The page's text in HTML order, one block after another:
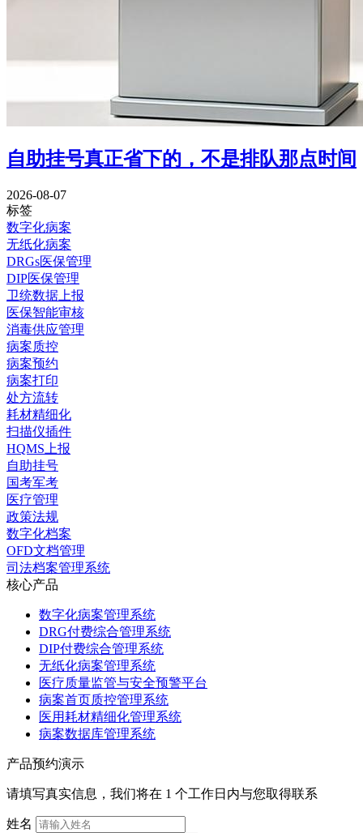
自助挂号真正省下的，不是排队那点时间
2026-08-07
标签
数字化病案
无纸化病案
DRGs医保管理
DIP医保管理
卫统数据上报
医保智能审核
消毒供应管理
病案质控
病案预约
病案打印
处方流转
耗材精细化
扫描仪插件
HQMS上报
自助挂号
国考军考
医疗管理
政策法规
数字化档案
OFD文档管理
司法档案管理系统
核心产品
数字化病案管理系统
DRG付费综合管理系统
DIP付费综合管理系统
无纸化病案管理系统
医疗质量监管与安全预警平台
病案首页质控管理系统
医用耗材精细化管理系统
病案数据库管理系统
产品预约演示
请填写真实信息，我们将在 1 个工作日内与您取得联系
姓名